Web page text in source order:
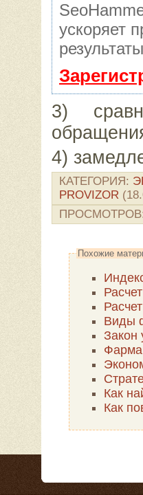
ускоряет
3)
4)
КАТЕГОРИЯ:
PROVIZOR
ПРОСМОТРОВ
Похожие
Виды
Закон
Как
Как